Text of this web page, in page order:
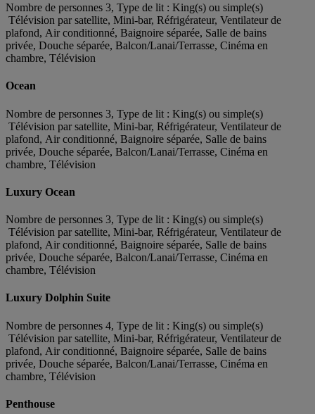
Nombre de personnes 3, Type de lit : King(s) ou simple(s)
Télévision par satellite, Mini-bar, Réfrigérateur, Ventilateur de
plafond, Air conditionné, Baignoire séparée, Salle de bains
privée, Douche séparée, Balcon/Lanai/Terrasse, Cinéma en
chambre, Télévision
Ocean
Nombre de personnes 3, Type de lit : King(s) ou simple(s)
Télévision par satellite, Mini-bar, Réfrigérateur, Ventilateur de
plafond, Air conditionné, Baignoire séparée, Salle de bains
privée, Douche séparée, Balcon/Lanai/Terrasse, Cinéma en
chambre, Télévision
Luxury Ocean
Nombre de personnes 3, Type de lit : King(s) ou simple(s)
Télévision par satellite, Mini-bar, Réfrigérateur, Ventilateur de
plafond, Air conditionné, Baignoire séparée, Salle de bains
privée, Douche séparée, Balcon/Lanai/Terrasse, Cinéma en
chambre, Télévision
Luxury Dolphin Suite
Nombre de personnes 4, Type de lit : King(s) ou simple(s)
Télévision par satellite, Mini-bar, Réfrigérateur, Ventilateur de
plafond, Air conditionné, Baignoire séparée, Salle de bains
privée, Douche séparée, Balcon/Lanai/Terrasse, Cinéma en
chambre, Télévision
Penthouse